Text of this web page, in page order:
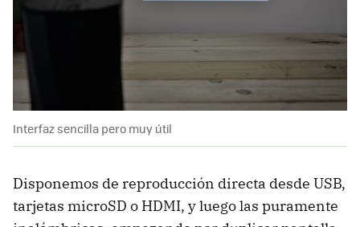
Interfaz sencilla pero muy útil
Disponemos de reproducción directa desde USB,
tarjetas microSD o HDMI, y luego las puramente